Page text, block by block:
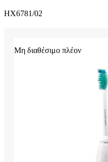
HX6781/02
Μη διαθέσιμο πλέον